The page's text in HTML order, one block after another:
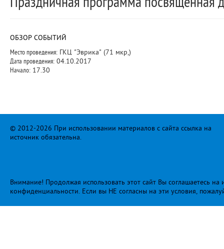
ОБЗОР СОБЫТИЙ
Место проведения: ГКЦ "Эврика" (71 мкр,)
Дата проведения: 04.10.2017
Начало: 17.30
© 2012-2026 При использовании материалов с сайта ссылка на
источник обязательна.
Внимание! Продолжая использовать этот сайт Вы соглашаетесь
конфиденциальности. Если вы НЕ согласны на эти условия,